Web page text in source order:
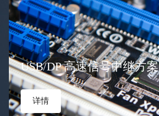
USB/DP 高速信号中继方案
详情